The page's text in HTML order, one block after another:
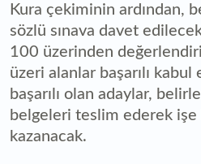
Kura çekiminin ardından,
sözlü sınava davet
100 üzerinden
üzeri alanlar başarılı kabul
başarılı olan adaylar,
belgeleri teslim ederek işe
kazanacak.